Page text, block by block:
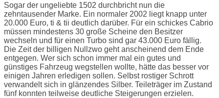
Sogar der ungeliebte 1502 durchbricht nun die
zehntausender Marke. Ein normaler 2002 liegt knapp unter
20.000 Euro, ti & tii deutlich darüber. Für ein schickes Cabrio
müssen mindestens 30 große Scheine den Besitzer
wechseln und für einen Turbo sind gar 43.000 Euro fällig.
Die Zeit der billigen Nullzwo geht anscheinend dem Ende
entgegen. Wer sich schon immer mal ein gutes und
günstiges Fahrzeug wegstellen wollte, hätte das besser vor
einigen Jahren erledigen sollen. Selbst rostiger Schrott
verwandelt sich in glänzendes Silber. Teileträger im Zustand
fünf konnten teilweise deutliche Steigerungen erzielen.